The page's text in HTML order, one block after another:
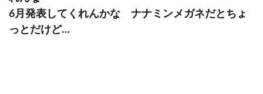
6月発表してくれんかな ナナミンメガネだとちょ
っとだけど…